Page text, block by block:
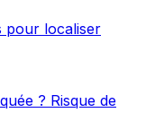
pour localiser
? Risque de